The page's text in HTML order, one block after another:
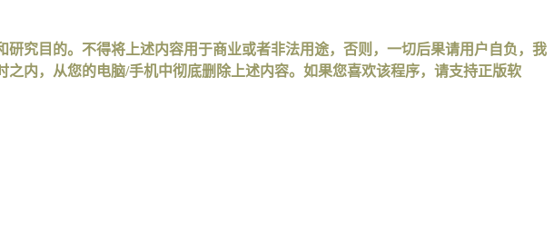
究目的。不得将上述内容用于商业或者非法用途，否则，一切后果请用户自负，我
内，从您的电脑/手机中彻底删除上述内容。如果您喜欢该程序，请支持正版软